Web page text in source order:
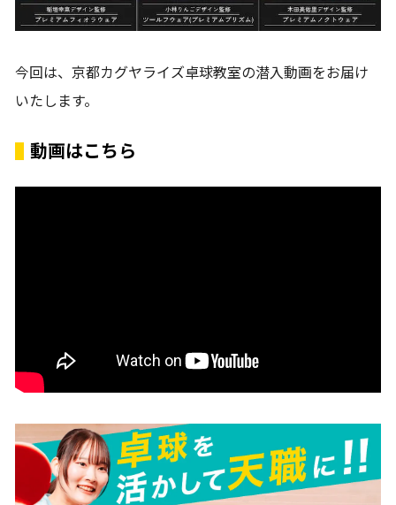
今回は、京都カグヤライズ卓球教室の潜入動画をお届け
いたします。
動画はこちら